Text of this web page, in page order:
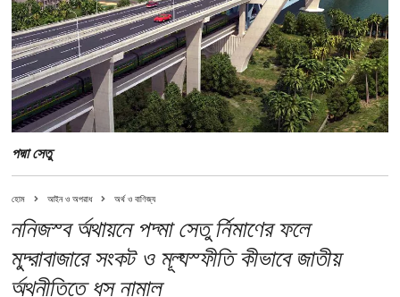
পদ্মা সেতু
হোম আইন ও অপরাধ অর্থ ও বাণিজ্য
ননিজস্ব অর্থায়নে পদ্মা সেতু নির্মাণের ফলে
মুদ্রাবাজারে সংকট ও মূল্যস্ফীতি কীভাবে জাতীয়
অর্থনীতিতে ধস নামাল